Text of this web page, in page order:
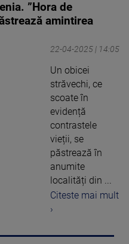
”Hora de
amintirea
22-04-2025 | 14:05
Un obicei
străvechi, ce
scoate în
evidență
contrastele
vieții, se
păstrează în
anumite
localități din ...
Citeste mai mult
›